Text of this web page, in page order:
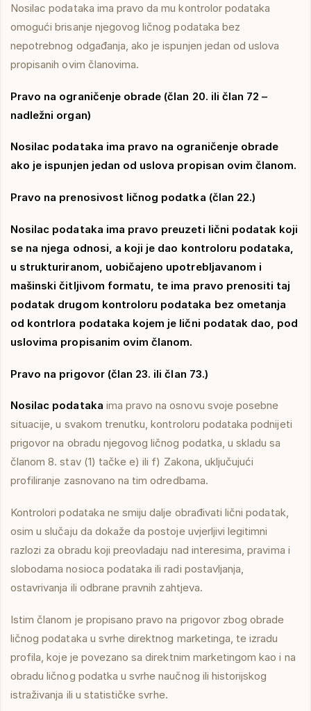
Nosilac podataka ima pravo da mu kontrolor podataka
omogući brisanje njegovog ličnog podataka bez
nepotrebnog odgađanja, ako je ispunjen jedan od uslova
propisanih ovim članovima.
Pravo na ograničenje obrade (član 20. ili član 72 –
nadležni organ)
Nosilac podataka ima pravo na ograničenje obrade
ako je ispunjen jedan od uslova propisan ovim članom.
Pravo na prenosivost ličnog podatka (član 22.)
Nosilac podataka ima pravo preuzeti lični podatak koji
se na njega odnosi, a koji je dao kontroloru podataka,
u strukturiranom, uobičajeno upotrebljavanom i
mašinski čitljivom formatu, te ima pravo prenositi taj
podatak drugom kontroloru podataka bez ometanja
od kontrlora podataka kojem je lični podatak dao, pod
uslovima propisanim ovim članom.
Pravo na prigovor (član 23. ili član 73.)
Nosilac podataka ima pravo na osnovu svoje posebne
situacije, u svakom trenutku, kontroloru podataka podnijeti
prigovor na obradu njegovog ličnog podatka, u skladu sa
članom 8. stav (1) tačke e) ili f) Zakona, uključujući
profiliranje zasnovano na tim odredbama.
Kontrolori podataka ne smiju dalje obrađivati lični podatak,
osim u slučaju da dokaže da postoje uvjerljivi legitimni
razlozi za obradu koji preovladaju nad interesima, pravima i
slobodama nosioca podataka ili radi postavljanja,
ostavrivanja ili odbrane pravnih zahtjeva.
Istim članom je propisano pravo na prigovor zbog obrade
ličnog podataka u svrhe direktnog marketinga, te izradu
profila, koje je povezano sa direktnim marketingom kao i na
obradu ličnog podatka u svrhe naučnog ili historijskog
istraživanja ili u statističke svrhe.